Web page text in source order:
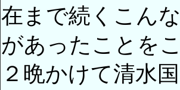
在まで続くこん
があったことを
２晩かけて清水